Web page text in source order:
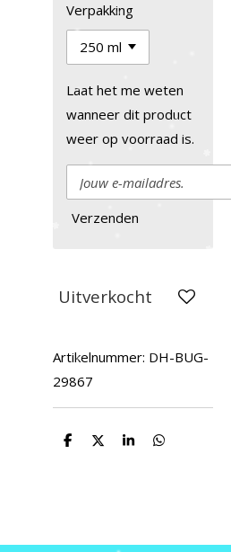
Verpakking
Laat het me weten
wanneer dit product
weer op voorraad is.
Verzenden
Uitverkocht
Artikelnummer: DH-BUG-
29867
D
D
S
D